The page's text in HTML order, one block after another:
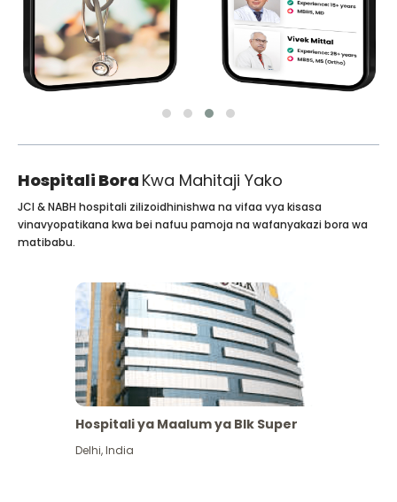
Hospitali Bora Kwa Mahitaji Yako
JCI & NABH hospitali zilizoidhinishwa na vifaa vya kisasa
vinavyopatikana kwa bei nafuu pamoja na wafanyakazi bora wa
matibabu.
Hospitali ya Maalum ya Blk Super
Delhi,India